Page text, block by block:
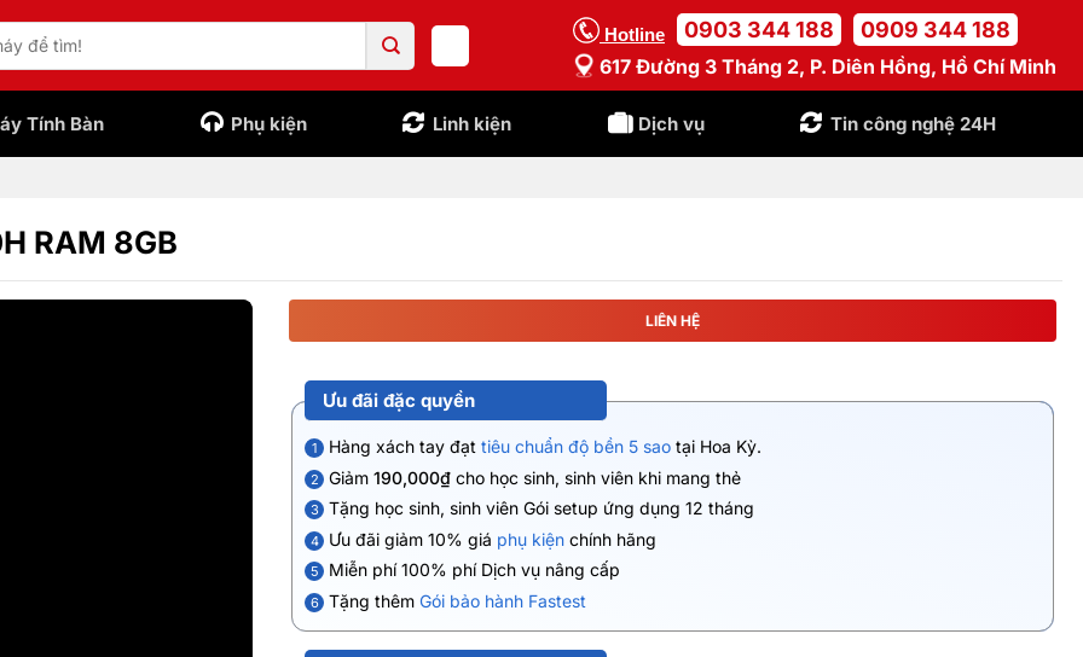
Hotline 0903 344 188 0909 344 188
617 Đường 3 Tháng 2, P. Diên Hồng, Hồ Chí Minh
Tính Bàn Phụ kiện Linh kiện Dịch vụ Tin công nghệ 24H
RAM 8GB
LIÊN HỆ
Ưu đãi đặc quyền
1 Hàng xách tay đạt tiêu chuẩn độ bền 5 sao tại Hoa Kỳ.
2 Giảm 190,000₫ cho học sinh, sinh viên khi mang thẻ
3 Tặng học sinh, sinh viên Gói setup ứng dụng 12 tháng
4 Ưu đãi giảm 10% giá phụ kiện chính hãng
5 Miễn phí 100% phí Dịch vụ nâng cấp
6 Tặng thêm Gói bảo hành Fastest